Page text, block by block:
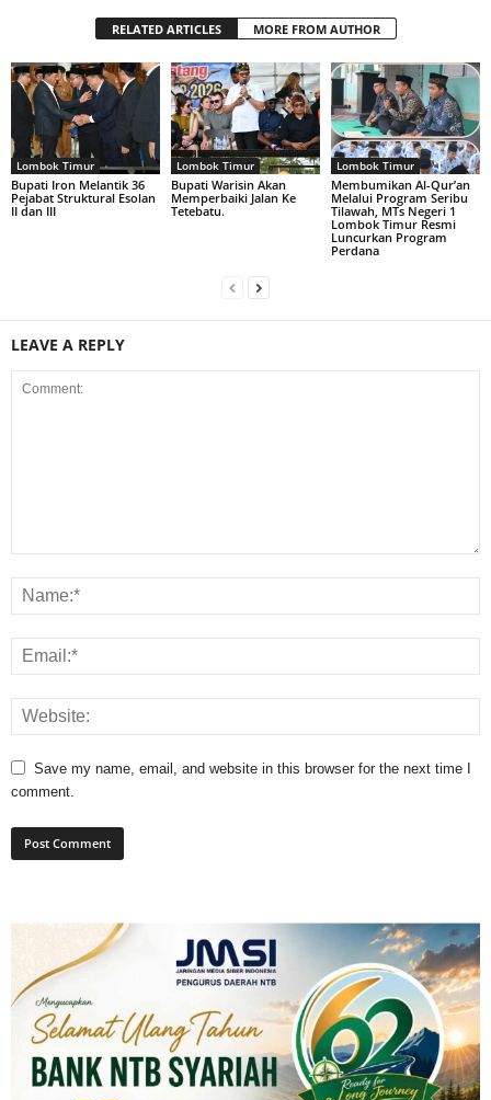
RELATED ARTICLES MORE FROM AUTHOR
Lombok Timur
Bupati Iron Melantik 36
Pejabat Struktural Esolan
II dan III
Lombok Timur
Bupati Warisin Akan
Memperbaiki Jalan Ke
Tetebatu.
Lombok Timur
Membumikan Al-Qur’an
Melalui Program Seribu
Tilawah, MTs Negeri 1
Lombok Timur Resmi
Luncurkan Program
Perdana
LEAVE A REPLY
Save my name, email, and website in this browser for the next time I
comment.